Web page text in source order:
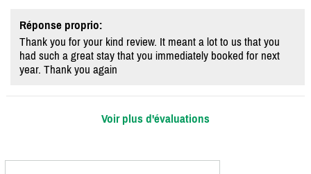
Réponse proprio:
Thank you for your kind review. It meant a lot to us that you
had such a great stay that you immediately booked for next
year. Thank you again
Voir plus d'évaluations